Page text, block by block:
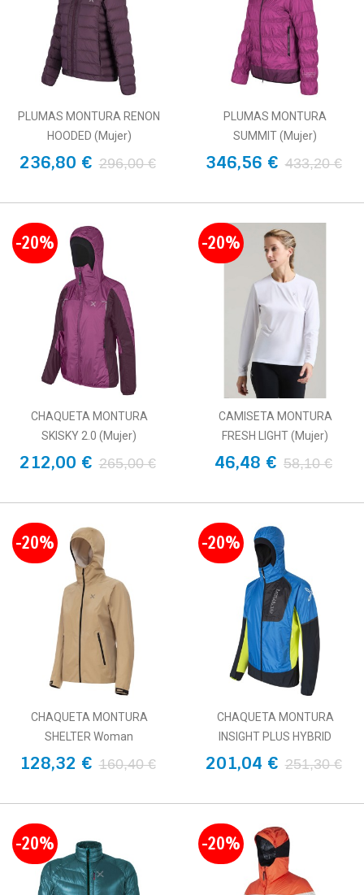
PLUMAS MONTURA RENON
HOODED (Mujer)
236,80 € 296,00 €
PLUMAS MONTURA
SUMMIT (Mujer)
346,56 € 433,20 €
-20%
CHAQUETA MONTURA
SKISKY 2.0 (Mujer)
212,00 € 265,00 €
-20%
CAMISETA MONTURA
FRESH LIGHT (Mujer)
46,48 € 58,10 €
-20%
CHAQUETA MONTURA
SHELTER Woman
128,32 € 160,40 €
-20%
CHAQUETA MONTURA
INSIGHT PLUS HYBRID
201,04 € 251,30 €
-20% -20%